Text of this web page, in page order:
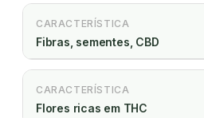
CARACTERÍSTICA
Fibras, sementes, CBD
CARACTERÍSTICA
Flores ricas em THC